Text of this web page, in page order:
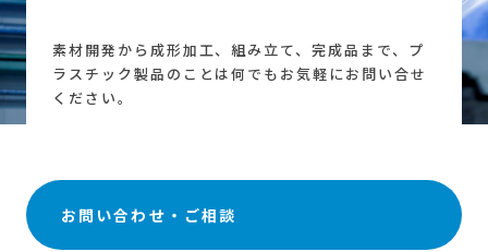
素材開発から成形加工、組み立て、完成品まで、 プ
ラスチック製品のことは何でもお気軽にお問い合せ
ください。
お問い合わせ・ご相談